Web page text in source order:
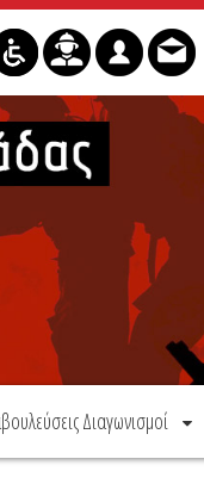
Διαγωνισμοί